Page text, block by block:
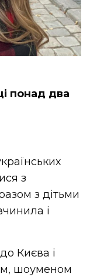
понад два
з
з дітьми
і
Києва і
шоуменом